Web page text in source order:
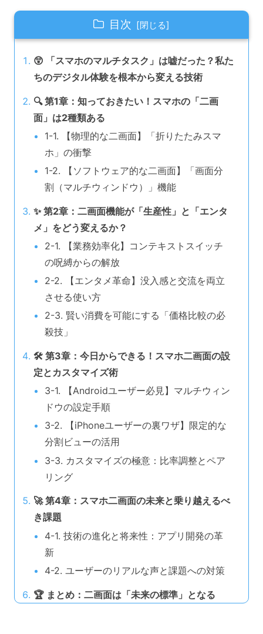
目次
😲 「スマホのマルチタスク」は嘘だった？私た
ちのデジタル体験を根本から変える技術
🔍 第1章：知っておきたい！スマホの「二画
面」は2種類ある
1-1. 【物理的な二画面】「折りたたみスマ
ホ」の衝撃
1-2. 【ソフトウェア的な二画面】「画面分
割（マルチウィンドウ）」機能
✨ 第2章：二画面機能が「生産性」と「エンタ
メ」をどう変えるか？
2-1. 【業務効率化】コンテキストスイッチ
の呪縛からの解放
2-2. 【エンタメ革命】没入感と交流を両立
させる使い方
2-3. 賢い消費を可能にする「価格比較の必
殺技」
🛠️ 第3章：今日からできる！スマホ二画面の設
定とカスタマイズ術
3-1. 【Androidユーザー必見】マルチウィン
ドウの設定手順
3-2. 【iPhoneユーザーの裏ワザ】限定的な
分割ビューの活用
3-3. カスタマイズの極意：比率調整とペア
リング
🚀 第4章：スマホ二画面の未来と乗り越えるべ
き課題
4-1. 技術の進化と将来性：アプリ開発の革
新
4-2. ユーザーのリアルな声と課題への対策
🏆 まとめ：二画面は「未来の標準」となる